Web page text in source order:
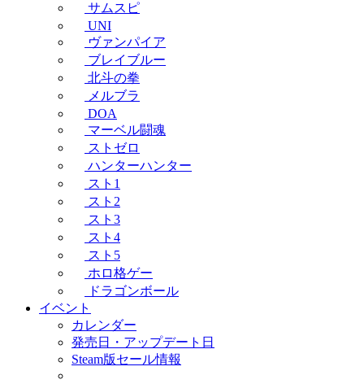
サムスピ
UNI
ヴァンパイア
ブレイブルー
北斗の拳
メルブラ
DOA
マーベル闘魂
ストゼロ
ハンターハンター
スト1
スト2
スト3
スト4
スト5
ホロ格ゲー
ドラゴンボール
イベント
カレンダー
発売日・アップデート日
Steam版セール情報